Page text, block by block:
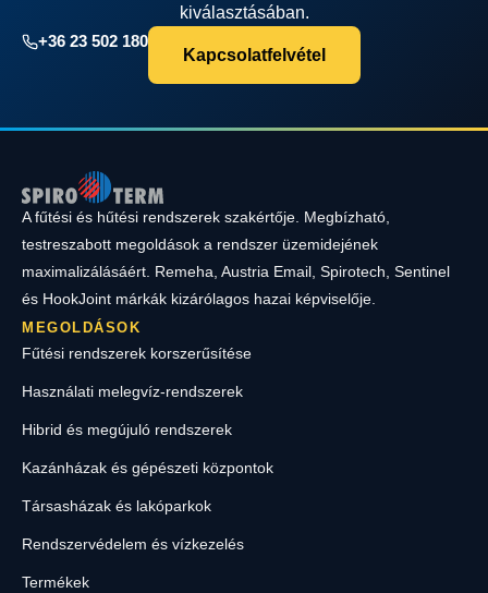
kiválasztásában.
+36 23 502 180
Kapcsolatfelvétel
A fűtési és hűtési rendszerek szakértője. Megbízható,
testreszabott megoldások a rendszer üzemidejének
maximalizálásáért. Remeha, Austria Email, Spirotech, Sentinel
és HookJoint márkák kizárólagos hazai képviselője.
MEGOLDÁSOK
Fűtési rendszerek korszerűsítése
Használati melegvíz-rendszerek
Hibrid és megújuló rendszerek
Kazánházak és gépészeti központok
Társasházak és lakóparkok
Rendszervédelem és vízkezelés
Termékek